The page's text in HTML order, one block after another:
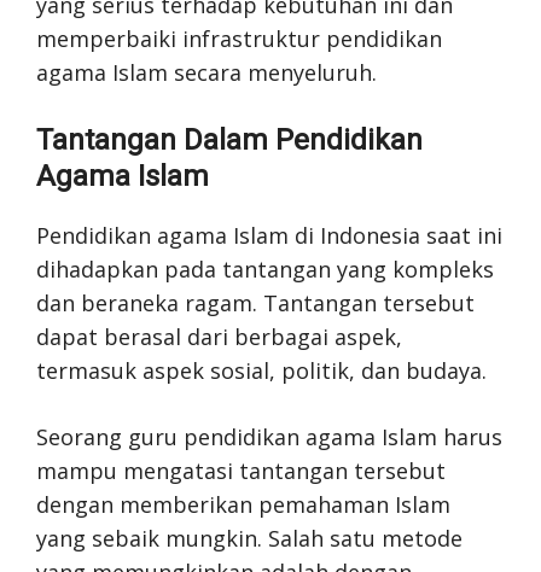
memperbaiki infrastruktur pendidikan
agama Islam secara menyeluruh.
Tantangan Dalam Pendidikan
Agama Islam
Pendidikan agama Islam di Indonesia saat ini
dihadapkan pada tantangan yang kompleks
dan beraneka ragam. Tantangan tersebut
dapat berasal dari berbagai aspek,
termasuk aspek sosial, politik, dan budaya.
Seorang guru pendidikan agama Islam harus
mampu mengatasi tantangan tersebut
dengan memberikan pemahaman Islam
yang sebaik mungkin. Salah satu metode